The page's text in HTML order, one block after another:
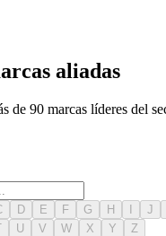
aliadas
de 90 marcas líderes del
D E F G H I J
U V W X Y Z